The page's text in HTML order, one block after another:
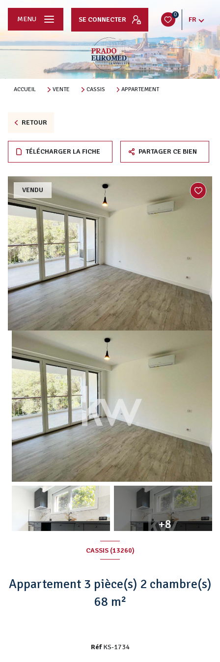
SE CONNECTER
0
FR
MENU
ACCUEIL VENTE CASSIS APPARTEMENT
RETOUR
TÉLÉCHARGER LA FICHE PARTAGER CE BIEN
VENDU
+8
CASSIS (13260)
Appartement 3 pièce(s) 2 chambre(s)
68 m²
RéfKS-1734